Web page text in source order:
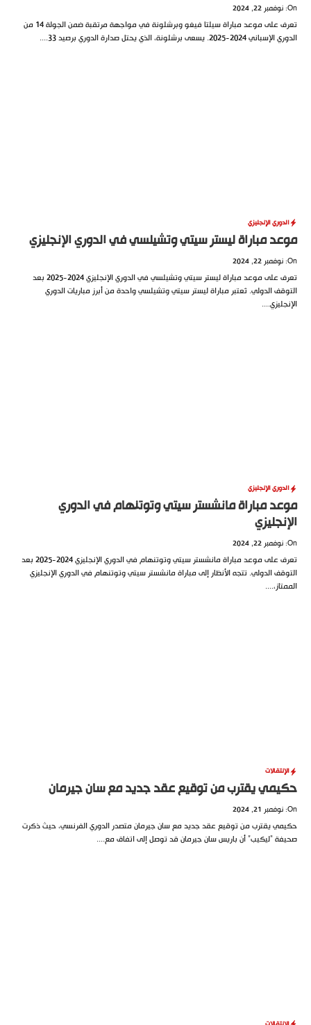
تعرف على موعد مباراة سيلتا فيغو وبرشلونة في مواجهة مرتقبة ضمن الجولة 14 من
2025. يسعى برشلونة، الذي يحتل صدارة الدوري برصيد 33....
الإنجليزي
مباراة ليستر سيتي وتشيلسي في الدوري الإنجليزي
تعرف على موعد مباراة ليستر سيتي وتشيلسي في الدوري الإنجليزي 2024-2025 بعد
الدولي. تُعتبر مباراة ليستر سيتي وتشيلسي واحدة من أبرز مباريات الدوري
الإنجليزي
مباراة مانشستر سيتي وتوتنهام في الدوري
تعرف على موعد مباراة مانشستر سيتي وتوتنهام في الدوري الإنجليزي 2024-2025 بعد
الدولي. تتجه الأنظار إلى مباراة مانشستر سيتي وتوتنهام في الدوري الإنجليزي
يقترب من توقيع عقد جديد مع سان جيرمان
يقترب من توقيع عقد جديد مع سان جيرمان متصدر الدوري الفرنسي، حيث ذكرت
“ليكيب” أن باريس سان جيرمان قد توصل إلى اتفاق مع....